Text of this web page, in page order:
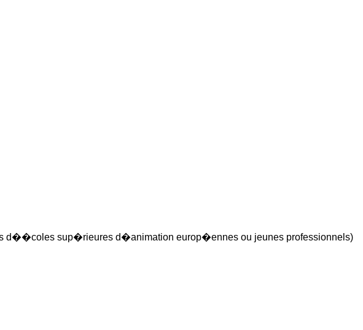
d��coles sup�rieures d�animation europ�ennes ou jeunes professionnels)